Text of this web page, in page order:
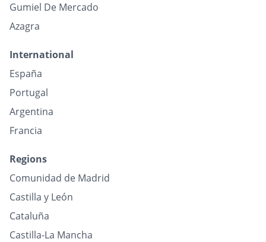
Gumiel De Mercado
Azagra
International
España
Portugal
Argentina
Francia
Regions
Comunidad de Madrid
Castilla y León
Cataluña
Castilla-La Mancha